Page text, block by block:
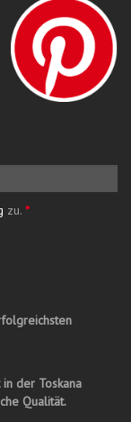
zu. *
der Toskana
Qualität.